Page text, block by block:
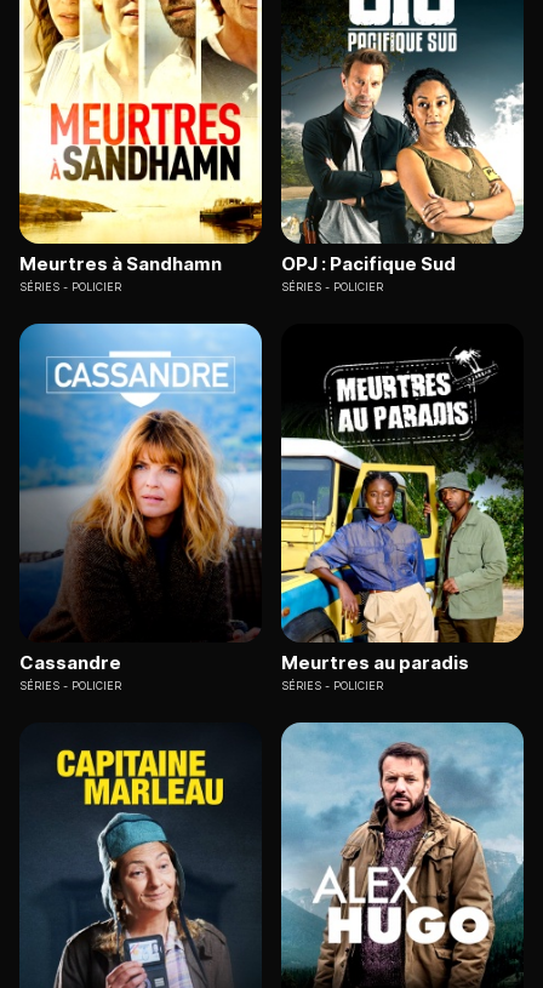
Meurtres à Sandhamn
SÉRIES POLICIER
OPJ : Pacifique Sud
SÉRIES POLICIER
Cassandre
SÉRIES POLICIER
Meurtres au paradis
SÉRIES POLICIER